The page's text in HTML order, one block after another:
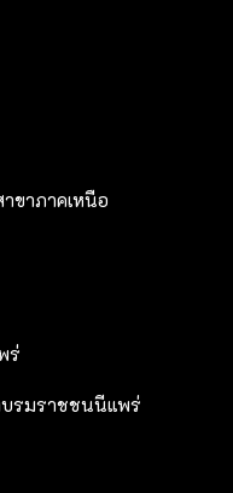
ขาภาคเหนือ
ร่
รมราชชนนีแพร่